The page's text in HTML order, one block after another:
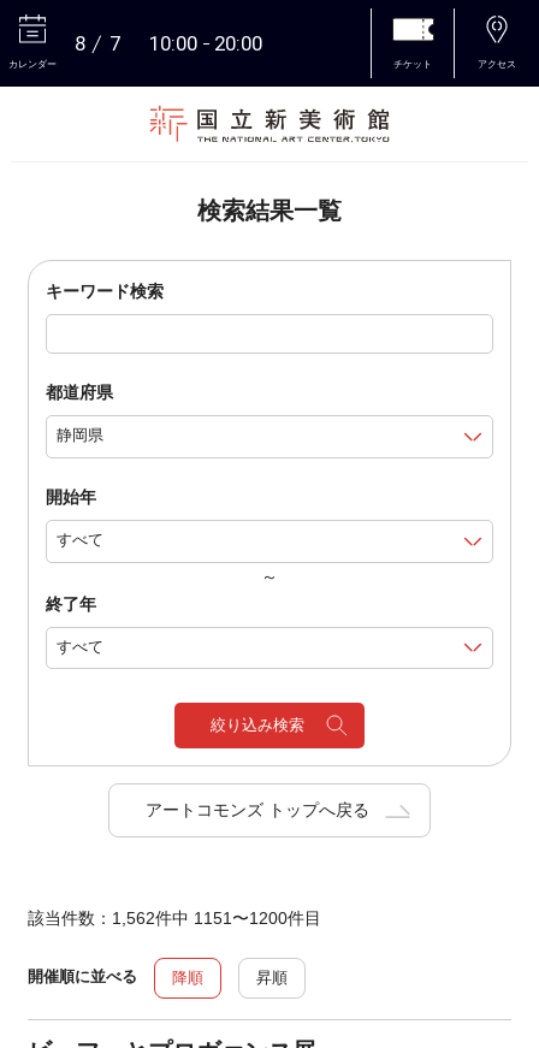
カレンダー
8 7 10:00 20:00
チケット アクセス
検索結果一覧
キーワード検索
都道府県
開始年
～
終了年
絞り込み検索
アートコモンズ トップへ戻る
該当件数：1,562件中 1151〜1200件目
開催順に並べる 降順 昇順